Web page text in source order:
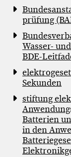
prüfung
Wasser-
BDE-
Sekunden
stiftung
Batterien
in den